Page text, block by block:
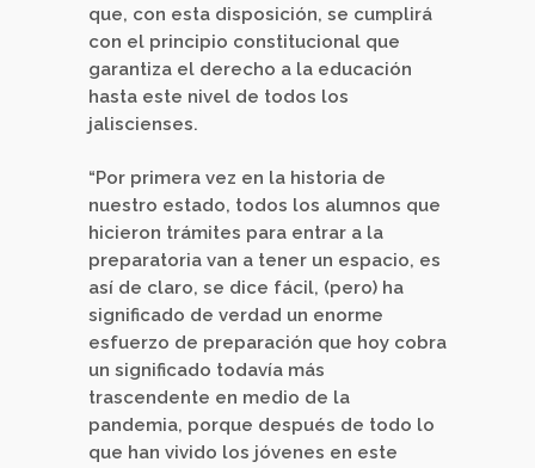
que, con esta disposición, se cumplirá
con el principio constitucional que
garantiza el derecho a la educación
hasta este nivel de todos los
jaliscienses.
“Por primera vez en la historia de
nuestro estado, todos los alumnos que
hicieron trámites para entrar a la
preparatoria van a tener un espacio, es
así de claro, se dice fácil, (pero) ha
significado de verdad un enorme
esfuerzo de preparación que hoy cobra
un significado todavía más
trascendente en medio de la
pandemia, porque después de todo lo
que han vivido los jóvenes en este